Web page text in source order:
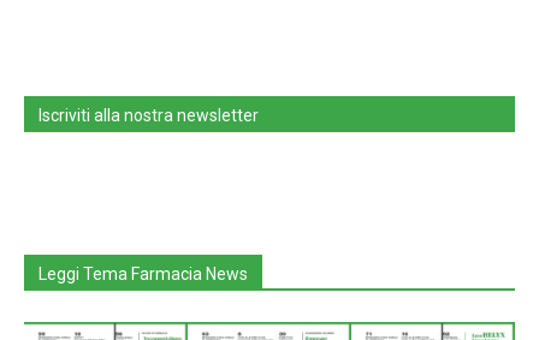
Iscriviti alla nostra newsletter
Leggi Tema Farmacia News